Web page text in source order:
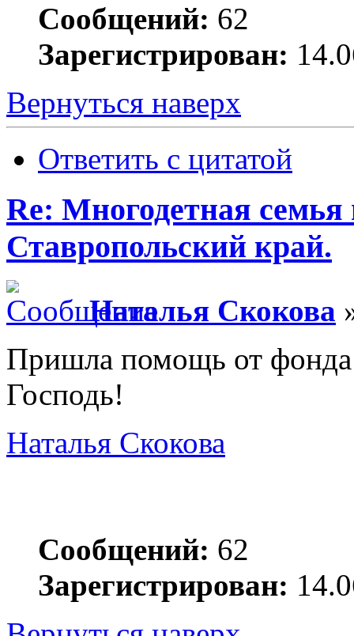
Сообщений: 62
Зарегистрирован:
Вернуться наверх
Ответить с цитатой
Re: Многодетная
Ставропольский край.
Наталья Скокова
Пришла помощь от фонда
Господь!
Наталья Скокова
Сообщений: 62
Зарегистрирован: